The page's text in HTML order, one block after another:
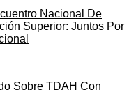
Nacional De
Superior: Juntos Por
Sobre TDAH Con